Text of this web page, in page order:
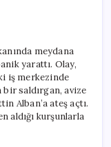
Çalışan
Ağır
Yaralandı
için
meydana
yarattı. Olay,
iş merkezinde
saldırgan, avize
Alban’a ateş açtı.
aldığı kurşunlarla